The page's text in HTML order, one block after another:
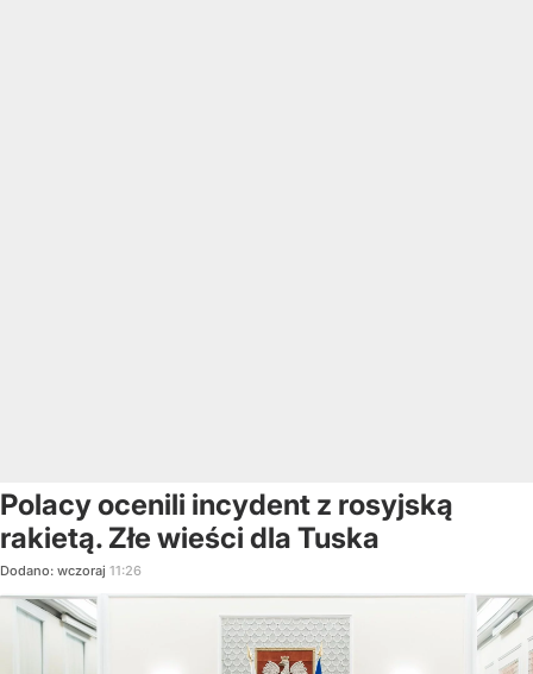
Polacy ocenili incydent z rosyjską
rakietą. Złe wieści dla Tuska
Dodano: wczoraj 11:26